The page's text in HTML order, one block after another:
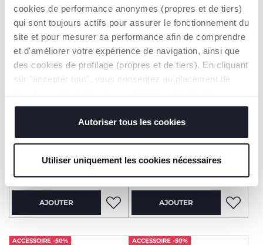
cookies de performance anonymes (propres et de tiers)
qui sont toujours actifs pour assurer le fonctionnement du
site et pour mesurer sa performance afin de comprendre
et d'améliorer votre expérience de navigation, ainsi que
des cookies de profilage (propres et de tiers). En cliquant
sur "accepter tout", vous consentez au placement de
modifier ou révoquer le consentement de tous les
cookies ou de certains d'entre eux, cliquez sur "afficher
les détails". En fermant cette bannière, vous consentez à
sont indispensables pour profiter du service demandé.
Autoriser tous les cookies
Utiliser uniquement les cookies nécessaires
549,99 €
AJOUTER
549,99 €
AJOUTER
ACCESSOIRE -50% ACCESSOIRE -50%